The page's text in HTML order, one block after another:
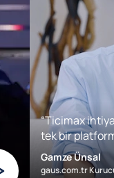
“Ticimax
tek bir
Gamze Ünsal
gaus.com.tr